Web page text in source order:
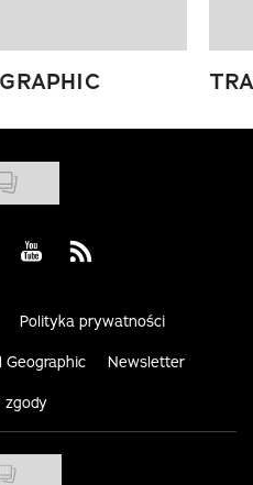
us on Instagram
Visit us on Youtube
Visit us on Rss
Polityka prywatności
Newsletter
zgody